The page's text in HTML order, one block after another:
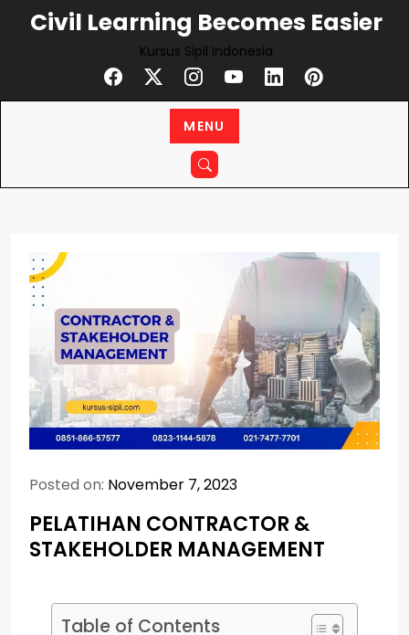
Civil Learning Becomes Easier
Kursus Sipil Indonesia
MENU
Posted on: November 7, 2023
PELATIHAN CONTRACTOR &
STAKEHOLDER MANAGEMENT
Table of Contents